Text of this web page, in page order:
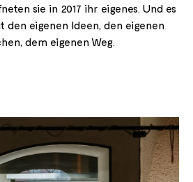
sie in 2017 ihr eigenes. Und es
den eigenen Ideen, den eigenen
dem eigenen Weg.